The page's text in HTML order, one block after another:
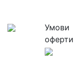
Умови
оферти